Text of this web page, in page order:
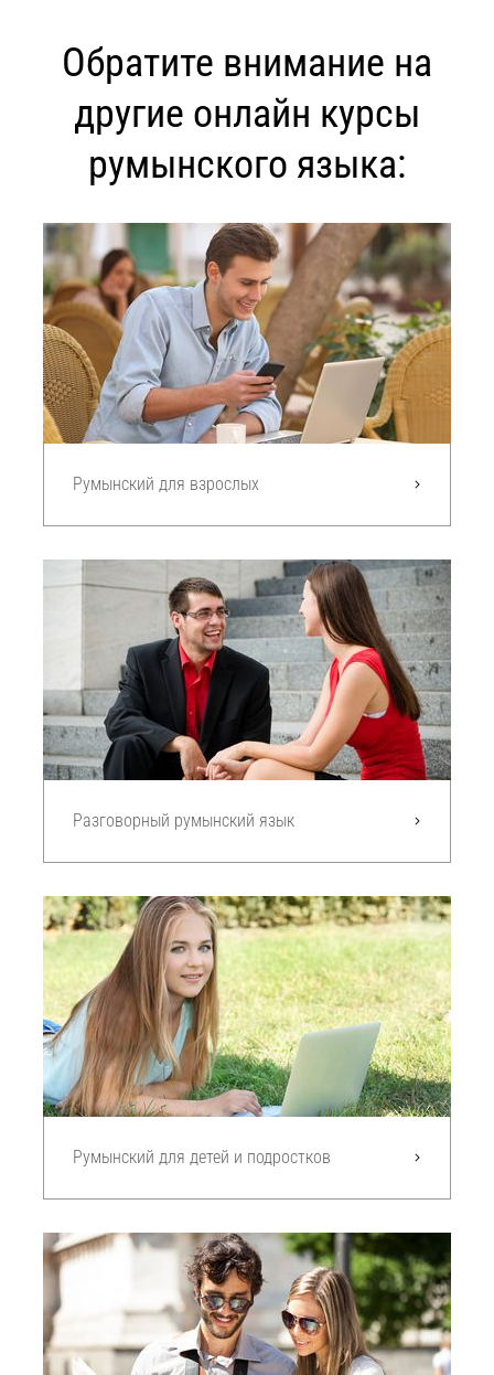
Обратите внимание на
другие онлайн курсы
румынского языка:
Румынский для взрослых
Разговорный румынский язык
Румынский для детей и подростков